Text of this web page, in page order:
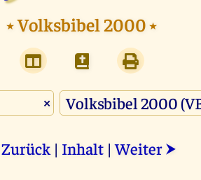
⭑Volksbibel 2000⭑
×
Zurück | Inhalt |Weiter ⮞